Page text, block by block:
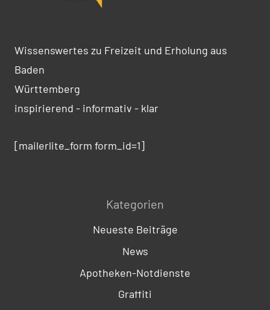
Wissenswertes zu Freizeit und Erholung aus
Baden
Württemberg
inspirierend - informativ - klar
[mailerlite_form form_id=1]
Kategorien
Neueste Beiträge
News
Apotheken-Notdienste
Graffiti